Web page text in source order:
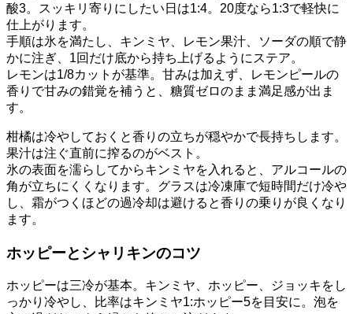
酸3。スッキリ寄りにしたい日は1:4。20度なら1:3で軽快に
仕上がります。
手順は氷を満たし、キンミヤ、レモン果汁、ソーダの順で静
かに注ぎ、1回だけ底から持ち上げるようにステア。
レモンは1/8カットが基準。甘みは加えず、レモンピールの
香りで甘みの錯覚を補うと、糖質ゼロのまま満足感が出ま
す。
柑橘は冷やしておくと香りの立ちが穏やかで長持ちします。
果汁は注ぐ直前に搾るのがベスト。
氷の表面を濡らしてからキンミヤを入れると、アルコールの
角が立ちにくくなります。グラスは冷凍庫で短時間だけ冷や
し、霜がつくほどの過冷却は避けると香りの乗りが良くなり
ます。
ホッピーとシャリキンのコツ
ホッピーは三冷が基本。キンミヤ、ホッピー、ジョッキをし
っかり冷やし、比率はキンミヤ1:ホッピー5を目安に。泡を